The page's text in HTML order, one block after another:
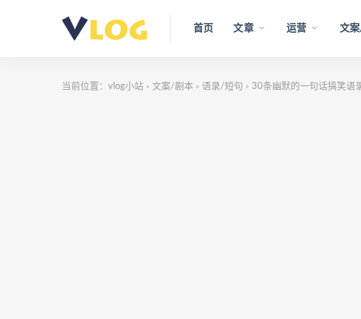
首页 文章 运营 文
当前位置： vlog小站 > 文案/剧本 > 语录/短句 > 30条幽默的一句话搞笑语